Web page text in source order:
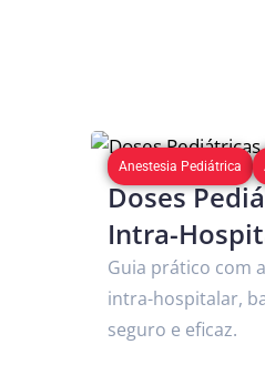
Anestesia Pediátrica
Doses
Intra-
Guia prático com
intra-hospitalar,
seguro e eficaz.